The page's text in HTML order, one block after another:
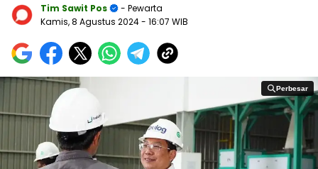
Tim Sawit Pos
- Pewarta
Kamis, 8 Agustus 2024- 16:07 WIB
Perbesar
Perbesar